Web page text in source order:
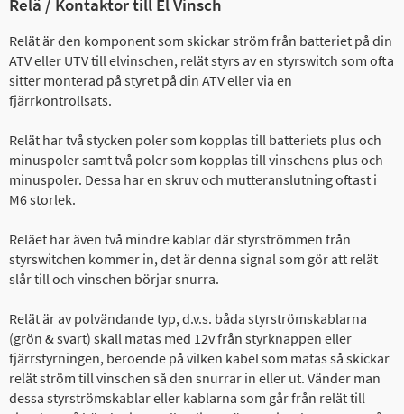
Relät är den komponent som skickar ström från batteriet på din
ATV eller UTV till elvinschen, relät styrs av en styrswitch som ofta
sitter monterad på styret på din ATV eller via en
fjärrkontrollsats.
Relät har två stycken poler som kopplas till batteriets plus och
minuspoler samt två poler som kopplas till vinschens plus och
minuspoler. Dessa har en skruv och mutteranslutning oftast i
M6 storlek.
Reläet har även två mindre kablar där styrströmmen från
styrswitchen kommer in, det är denna signal som gör att relät
slår till och vinschen börjar snurra.
Relät är av polvändande typ, d.v.s. båda styrströmskablarna
(grön & svart) skall matas med 12v från styrknappen eller
fjärrstyrningen, beroende på vilken kabel som matas så skickar
relät ström till vinschen så den snurrar in eller ut. Vänder man
dessa styrströmskablar eller kablarna som går från relät till